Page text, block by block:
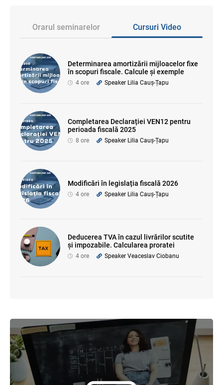
Orarul seminarelor Cursuri Video
Determinarea amortizării mijloacelor fixe
în scopuri fiscale. Calcule și exemple
4 ore Speaker Lilia Cauș-Țapu
Completarea Declarației VEN12 pentru
perioada fiscală 2025
8 ore Speaker Lilia Cauș-Țapu
Modificări în legislația fiscală 2026
4 ore Speaker Lilia Cauș-Țapu
Deducerea TVA în cazul livrărilor scutite
și impozabile. Calcularea proratei
4 ore Speaker Veaceslav Ciobanu